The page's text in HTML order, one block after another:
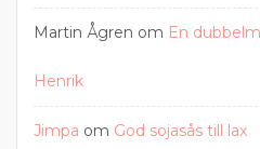
Martin Ågren om En
Henrik
Jimpa om God sojasås till lax